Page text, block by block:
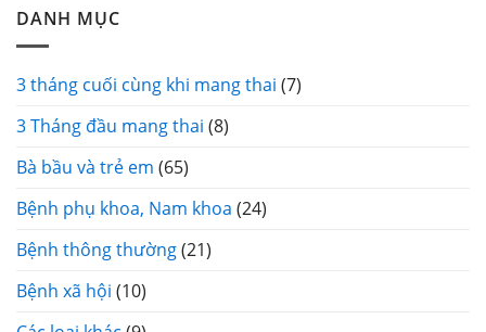
DANH MỤC
3 tháng cuối cùng khi mang thai (7)
3 Tháng đầu mang thai (8)
Bà bầu và trẻ em (65)
Bệnh phụ khoa, Nam khoa (24)
Bệnh thông thường(21)
Bệnh xã hội (10)